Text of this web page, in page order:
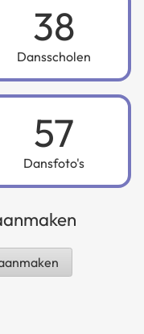
38
Dansscholen
57
Dansfoto's